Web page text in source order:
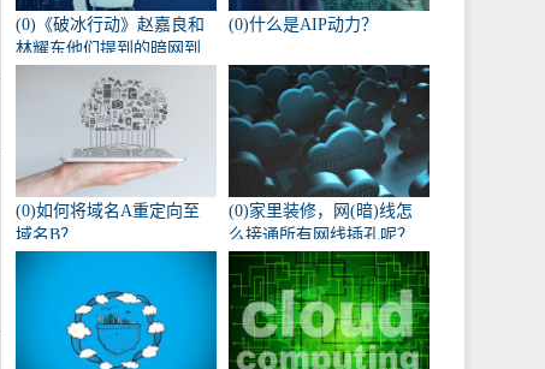
(0)《破冰行动》赵嘉良和
林耀东他们提到的暗网到
(0)什么是AIP动力？
(0)如何将域名A重定向至
域名B？
(0)家里装修，网(暗)线怎
么接通所有网线插孔呢？